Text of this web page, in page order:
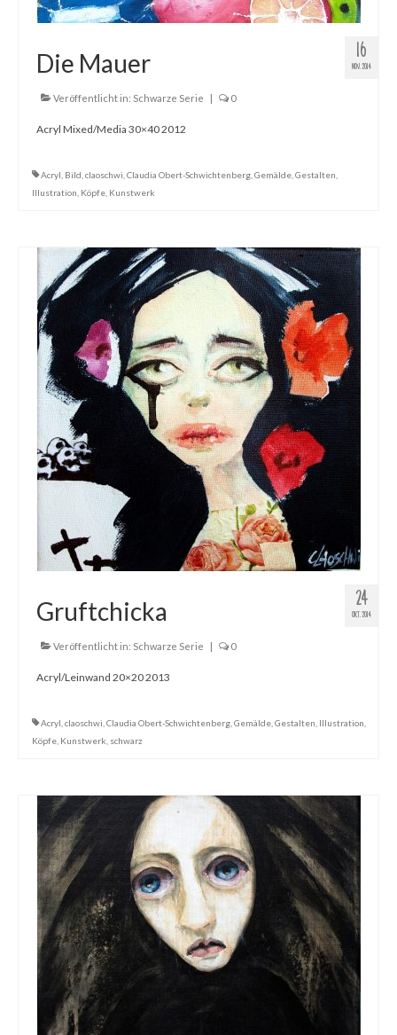
16
NOV. 2014
Die Mauer
Veröffentlicht in: Schwarze Serie | 0
Acryl Mixed/Media 30×40 2012
Acryl Bild claoschwi Claudia Obert-Schwichtenberg Gemälde Gestalten
Illustration Köpfe Kunstwerk
24
OKT. 2014
Gruftchicka
Veröffentlicht in: Schwarze Serie | 0
Acryl/Leinwand 20×20 2013
Acryl claoschwi Claudia Obert-Schwichtenberg Gemälde Gestalten Illustration
Köpfe Kunstwerk schwarz